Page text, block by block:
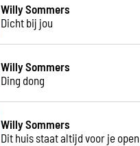
Willy Sommers
Dicht bij jou
Willy Sommers
Ding dong
Willy Sommers
Dit huis staat altijd voor je open